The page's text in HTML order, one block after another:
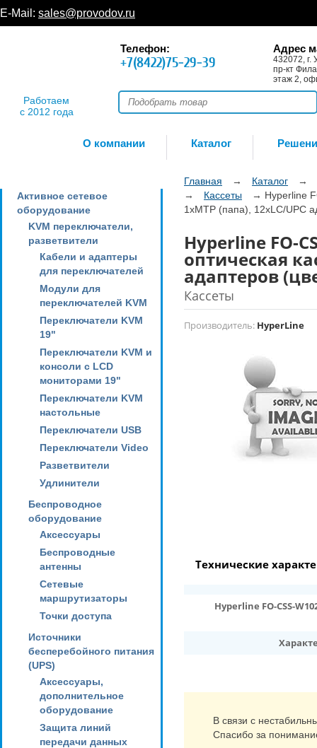
E-Mail: sales@provodov.ru
Работаем
с 2012 года
Телефон:
+7(8422)75-29-39
Адрес
432072, г.
пр-кт
этаж 2,
О компании Каталог
Активное сетевое
оборудование
KVM переключатели,
разветвители
Кабели и адаптеры
для переключателей
Модули для
переключателей KVM
Переключатели KVM
19"
Переключатели KVM и
консоли с LCD
мониторами 19"
Переключатели KVM
настольные
Переключатели USB
Переключатели Video
Разветвители
Удлинители
Беспроводное
оборудование
Аксессуары
Беспроводные
антенны
Сетевые
маршрутизаторы
Точки доступа
Источники
бесперебойного питания
(UPS)
Аксессуары,
дополнительное
оборудование
Защита линий
передачи данных
Главная → Каталог
→
→
Кассеты → Hyperline
1xMTP (папа), 12xLC/UPC
Hyperline FO-
оптическая
адаптеров
Кассеты
Производитель: HyperLine
Технические
Hyperline FO-CSS-
В связи с
Спасибо за